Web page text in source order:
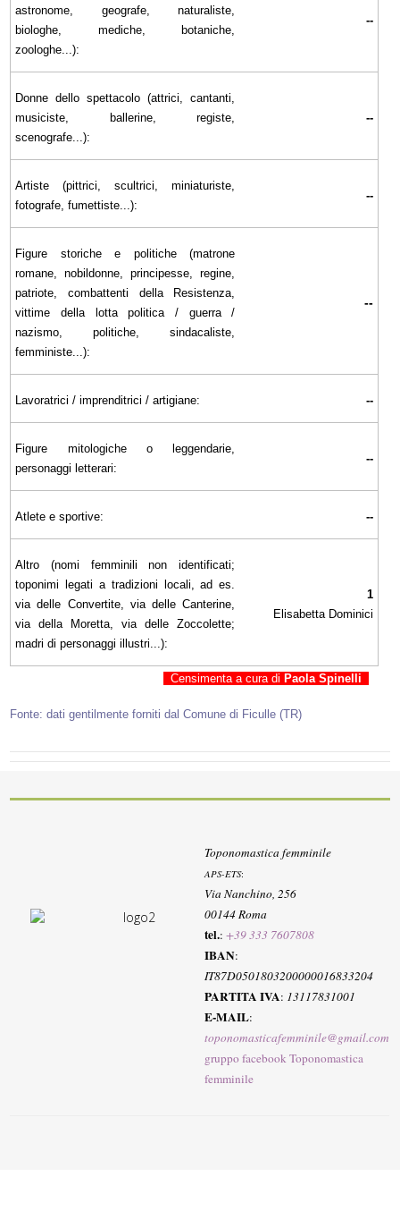
astronome, geografe, naturaliste,
biologhe, mediche, botaniche,
zoologhe...):
--
Donne dello spettacolo (attrici, cantanti,
musiciste, ballerine, registe,
scenografe...):
--
Artiste (pittrici, scultrici, miniaturiste,
fotografe, fumettiste...):
--
Figure storiche e politiche (matrone
romane, nobildonne, principesse, regine,
patriote, combattenti della Resistenza,
vittime della lotta politica / guerra /
nazismo, politiche, sindacaliste,
femministe...):
--
Lavoratrici / imprenditrici / artigiane: --
Figure mitologiche o leggendarie,
personaggi letterari:
--
Atlete e sportive: --
Altro (nomi femminili non identificati;
toponimi legati a tradizioni locali, ad es.
via delle Convertite, via delle Canterine,
via della Moretta, via delle Zoccolette;
madri di personaggi illustri...):
1
Elisabetta Dominici
Censimenta a cura di Paola Spinelli
Fonte: dati gentilmente forniti dal Comune di Ficulle (TR)
Toponomastica femminile
APS-ETS:
Via Nanchino, 256
00144 Roma
tel.:+39 333 7607808
IBAN:
IT87D0501803200000016833204
PARTITA IVA: 13117831001
E-MAIL:
toponomasticafemminile@gmail.com
gruppo facebook Toponomastica
femminile